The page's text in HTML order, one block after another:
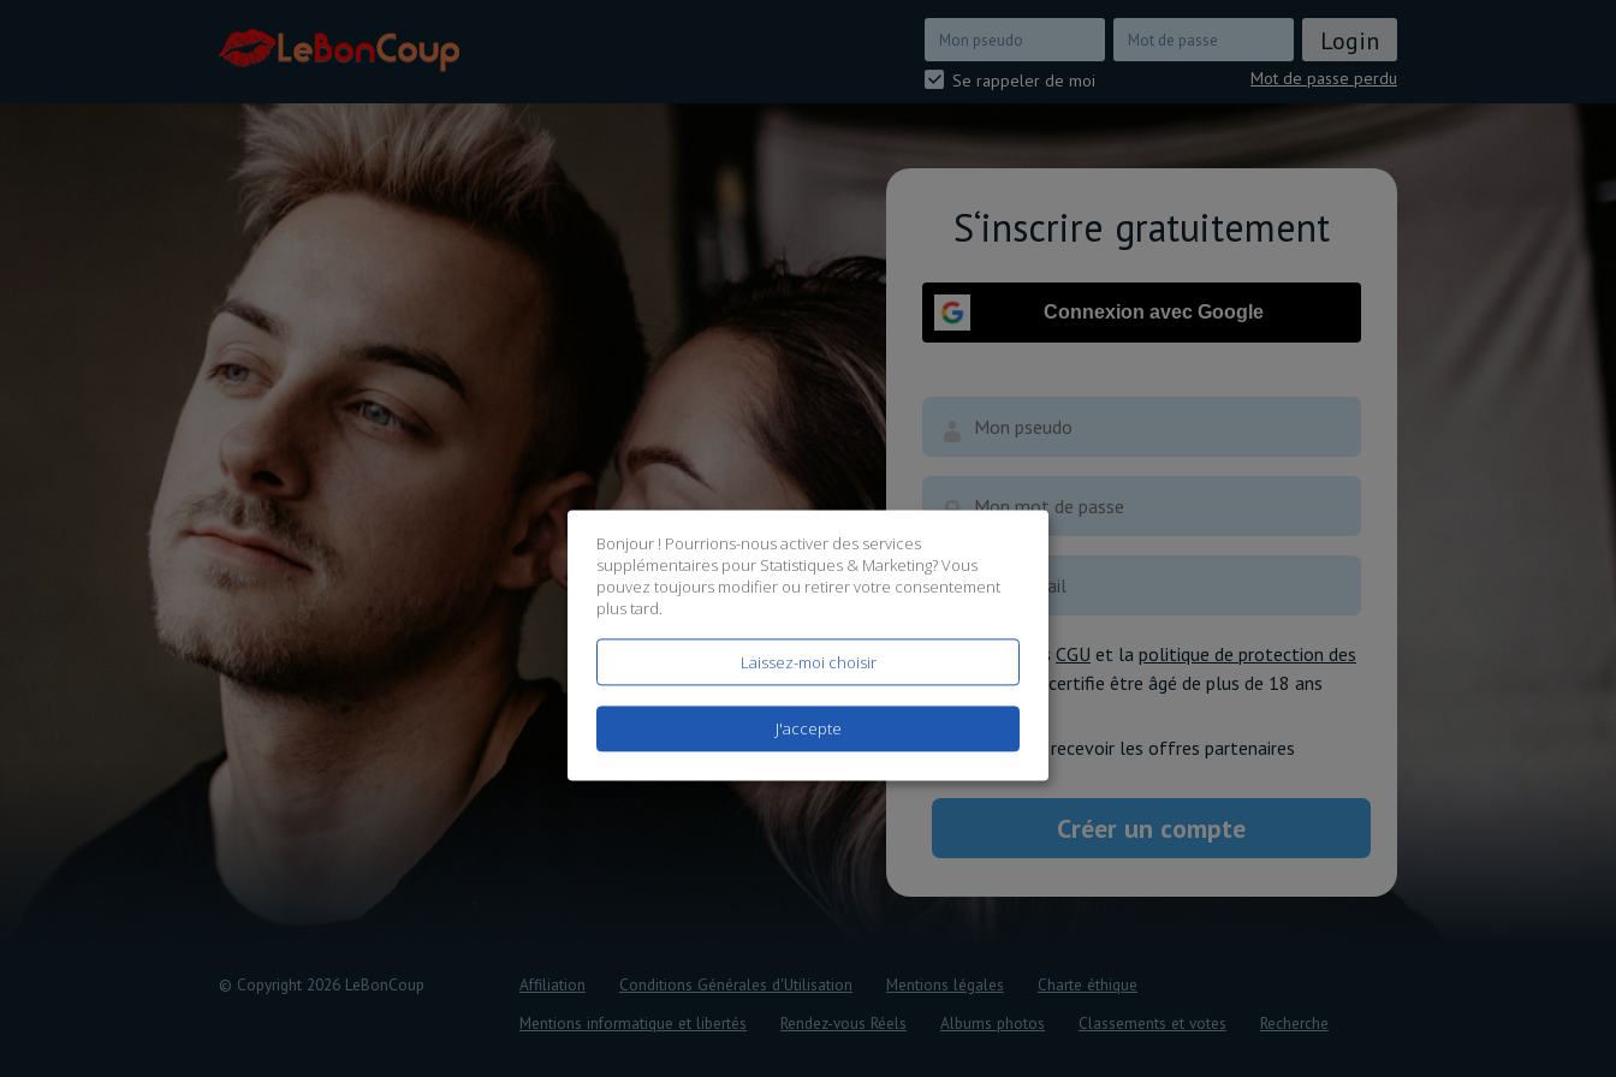
Mot de passe perdu
Se rappeler de moi
S‘inscrire gratuitement
Connexion avec Google
J'accepte les CGU et la politique de protection des
données, et certifie être âgé de plus de 18 ans
J'accepte de recevoir les offres partenaires
© Copyright 2026 LeBonCoup Affiliation Conditions Générales d'Utilisation Mentions légales
Charte éthique
Mentions informatique et libertés
Rendez-vous Réels Albums photos Classements et votes Recherche
Bonjour ! Pourrions-nous activer des services
supplémentaires pour Statistiques & Marketing? Vous
pouvez toujours modifier ou retirer votre consentement
plus tard.
Laissez-moi choisir
J'accepte